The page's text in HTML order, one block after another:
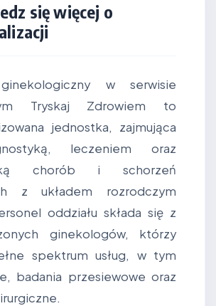
się więcej o
w serwisie
Tryskaj Zdrowiem to
jednostka, zajmująca
leczeniem oraz
chorób i schorzeń
z układem rozrodczym
oddziału składa się z
ginekologów, którzy
spektrum usług, w tym
badania przesiewowe oraz